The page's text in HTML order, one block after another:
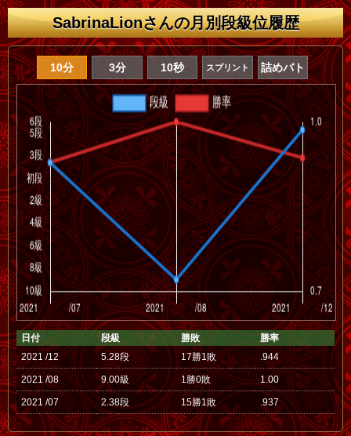
SabrinaLionさんの月別段級位履歴
10分 3分 10秒 スプリント 詰めバト
日付 段級 勝敗
勝率
2021 /12
5.28段 17勝1敗 .944
2021 /08 9.00級 1勝0敗 1.00
2021 /07 2.38段 15勝1敗 .937